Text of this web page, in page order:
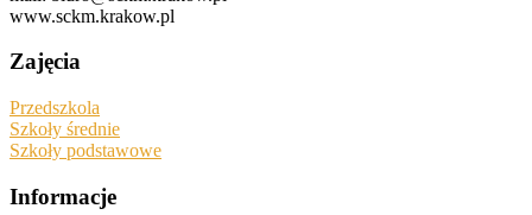
www.sckm.krakow.pl
Zajęcia
Przedszkola
Szkoły średnie
Szkoły podstawowe
Informacje